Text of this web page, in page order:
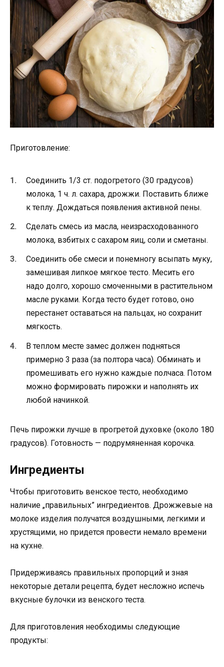
Приготовление:
Соединить 1/3 ст. подогретого (30 градусов)
молока, 1 ч. л. сахара, дрожжи. Поставить ближе
к теплу. Дождаться появления активной пены.
Сделать смесь из масла, неизрасходованного
молока, взбитых с сахаром яиц, соли и сметаны.
Соединить обе смеси и понемногу всыпать муку,
замешивая липкое мягкое тесто. Месить его
надо долго, хорошо смоченными в растительном
масле руками. Когда тесто будет готово, оно
перестанет оставаться на пальцах, но сохранит
мягкость.
В теплом месте замес должен подняться
примерно 3 раза (за полтора часа). Обминать и
промешивать его нужно каждые полчаса. Потом
можно формировать пирожки и наполнять их
любой начинкой.
Печь пирожки лучше в прогретой духовке (около 180
градусов). Готовность — подрумяненная корочка.
Ингредиенты
Чтобы приготовить венское тесто, необходимо
наличие „правильных” ингредиентов. Дрожжевые на
молоке изделия получатся воздушными, легкими и
хрустящими, но придется провести немало времени
на кухне.
Придерживаясь правильных пропорций и зная
некоторые детали рецепта, будет несложно испечь
вкусные булочки из венского теста.
Для приготовления необходимы следующие
продукты: